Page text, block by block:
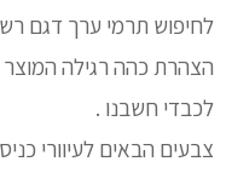
לכבדי חשבנו .
צבעים הבאים לעיוורי